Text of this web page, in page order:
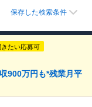
保存した検索条件
きたい応募可
900万円も*残業月平